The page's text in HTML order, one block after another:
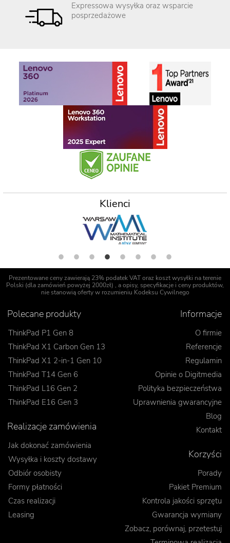
Expressowa wysyłka oraz wsparcie
posprzedażowe
Klienci
Prezentowane ceny zawierają 23% podatek VAT oraz koszt wysyłki na terenie
Polski (dla zamówień powyżej 2000zł) , a opisy, specyfikacje i ceny produktów,
nie stanowią oferty w rozumieniu Kodeksu Cywilnego
Polecane produkty
ThinkPad P1 Gen 8
ThinkPad X1 Carbon Gen 13
ThinkPad X1 2-in-1 Gen 10
ThinkPad T14 Gen 6
ThinkPad L16 Gen 2
ThinkPad E16 Gen 3
Informacje
O firmie
Referencje
Regulamin
Opinie o Digitmedia
Polityka bezpieczeństwa
Uprawnienia gwarancyjne
Blog
Kontakt
Realizacje zamówienia
Jak dokonać zamówienia
Wysyłka i koszty dostawy
Odbiór osobisty
Formy płatności
Czas realizacji
Leasing
Korzyści
Porady
Pakiet Premium
Kontrola jakości sprzętu
Gwarancja wymiany
Zobacz, porównaj, przetestuj